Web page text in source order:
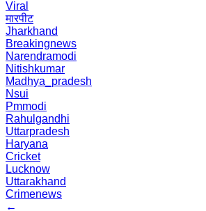
Viral
मारपीट
Jharkhand
Breakingnews
Narendramodi
Nitishkumar
Madhya_pradesh
Nsui
Pmmodi
Rahulgandhi
Uttarpradesh
Haryana
Cricket
Lucknow
Uttarakhand
Crimenews
←